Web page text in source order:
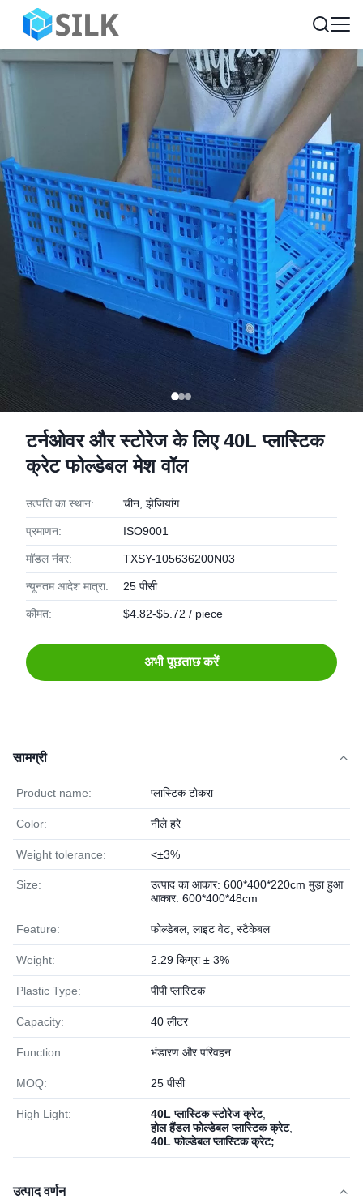
टर्नओवर और स्टोरेज के लिए 40L प्लास्टिक
क्रेट फोल्डेबल मेश वॉल
उत्पत्ति का स्थान: चीन, झेजियांग
प्रमाणन: ISO9001
मॉडल नंबर: TXSY-105636200N03
न्यूनतम आदेश मात्रा: 25 पीसी
कीमत: $4.82-$5.72 / piece
अभी पूछताछ करें
सामग्री
Product name: प्लास्टिक टोकरा
Color: नीले हरे
Weight tolerance: <±3%
Size:
उत्पाद का आकार: 600*400*220cm मुड़ा हुआ
आकार: 600*400*48cm
Feature: फोल्डेबल, लाइट वेट, स्टैकेबल
Weight: 2.29 किग्रा ± 3%
Plastic Type: पीपी प्लास्टिक
Capacity: 40 लीटर
Function: भंडारण और परिवहन
MOQ: 25 पीसी
High Light: 40L प्लास्टिक स्टोरेज क्रेट,
होल हैंडल फोल्डेबल प्लास्टिक क्रेट,
40L फोल्डेबल प्लास्टिक क्रेट;
उत्पाद वर्णन